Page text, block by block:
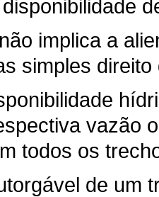
implica a
simples direito
vazão
todos os
de um